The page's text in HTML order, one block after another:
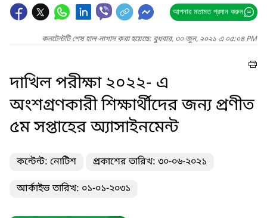
আপনার মতামত প্রদান করুন
কনটেন্টটি শেষ হাল-নাগাদ করা হয়েছে: বুধবার, ৩০ জুন, ২০২১ এ ০৫:০৪ PM
দাখিল পরীক্ষা ২০২২- এ
অংশগ্রণকারী শিক্ষার্থীদের জন্য প্রণীত
৫ম সপ্তাহের অ্যাসাইনমেন্ট
কন্টেন্ট: নোটিশ প্রকাশের তারিখ: ৩০-০৬-২০২১
আর্কাইভ তারিখ: ০১-০১-২০৩১